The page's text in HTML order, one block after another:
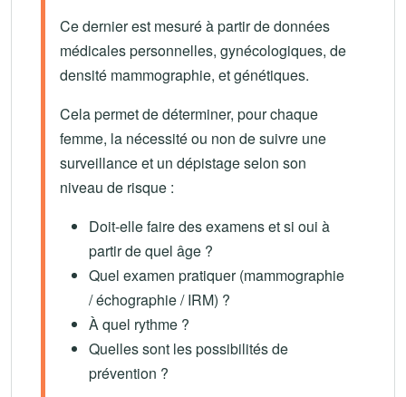
Ce dernier est mesuré à partir de données
médicales personnelles, gynécologiques, de
densité mammographie, et génétiques.
Cela permet de déterminer, pour chaque
femme, la nécessité ou non de suivre une
surveillance et un dépistage selon son
niveau de risque :
Doit-elle faire des examens et si oui à
partir de quel âge ?
Quel examen pratiquer (mammographie
/ échographie / IRM) ?
À quel rythme ?
Quelles sont les possibilités de
prévention ?